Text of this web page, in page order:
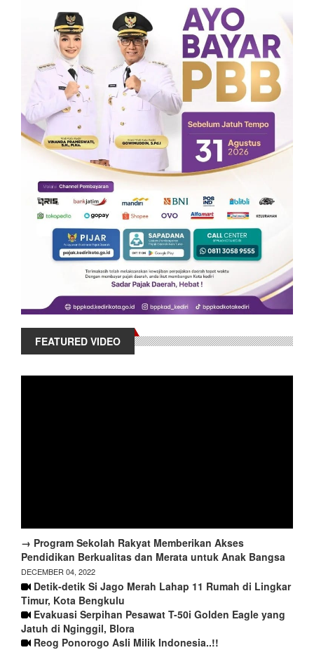
FEATURED VIDEO
→ Program Sekolah Rakyat Memberikan Akses
Pendidikan Berkualitas dan Merata untuk Anak Bangsa
DECEMBER 04, 2022
Detik-detik Si Jago Merah Lahap 11 Rumah di Lingkar
Timur, Kota Bengkulu
Evakuasi Serpihan Pesawat T-50i Golden Eagle yang
Jatuh di Nginggil, Blora
Reog Ponorogo Asli Milik Indonesia..!!